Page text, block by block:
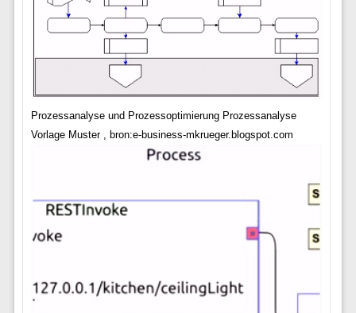
Prozessanalyse und Prozessoptimierung Prozessanalyse
Vorlage Muster , bron:e-business-mkrueger.blogspot.com